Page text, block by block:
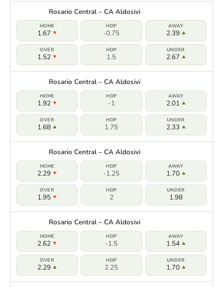
Rosario Central – CA Aldosivi
1.67 -0.75 2.39
1.52 1.5 2.67
Rosario Central – CA Aldosivi
1.92 -1 2.01
1.68 1.75 2.33
Rosario Central – CA Aldosivi
2.29 -1.25 1.70
1.95 2 1.98
Rosario Central – CA Aldosivi
2.62 -1.5 1.54
2.29 2.25 1.70